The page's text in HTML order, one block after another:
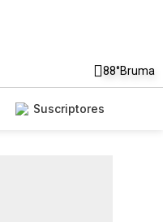
88°Bruma
Suscriptores